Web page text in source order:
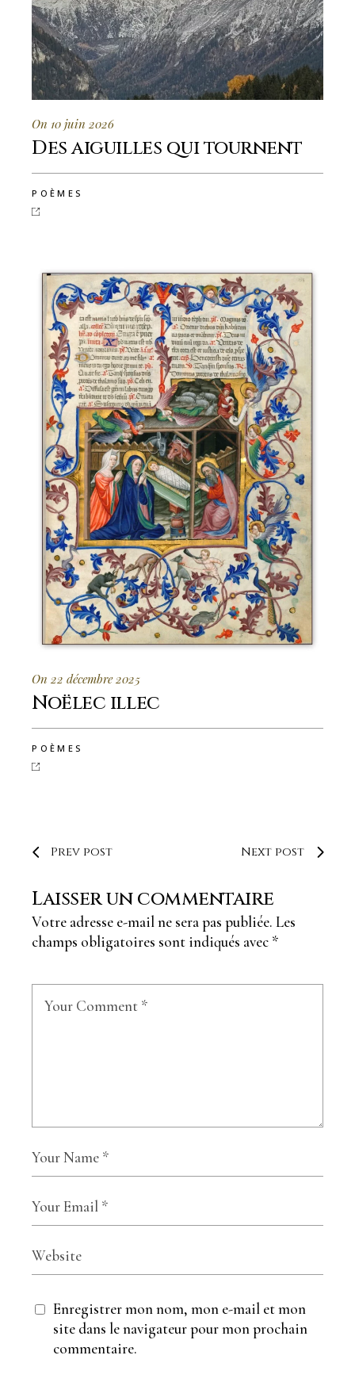
On 10 juin 2026
Des aiguilles qui tournent
POÈMES
On 22 décembre 2025
Noëlec illec
POÈMES
Prev post Next post
Laisser un commentaire
Votre adresse e-mail ne sera pas publiée. Les
champs obligatoires sont indiqués avec *
Enregistrer mon nom, mon e-mail et mon
site dans le navigateur pour mon prochain
commentaire.